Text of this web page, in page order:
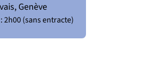
Genève
2h00 (sans entracte)